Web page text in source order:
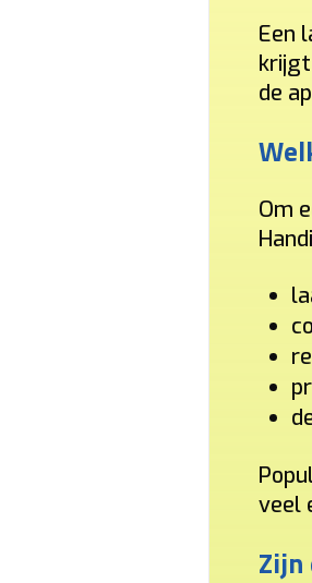
Een
de
Om
veel
Zijn
ontvangt u een voorstel met all-in prijs voor de